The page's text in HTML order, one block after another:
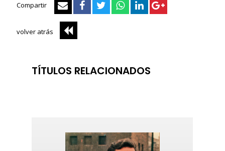
Compartir
volver atrás
TÍTULOS RELACIONADOS